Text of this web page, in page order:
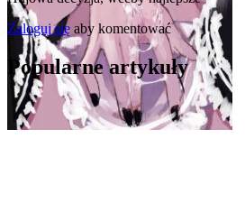
Zaloguj się aby komentować
Popularne artykuły